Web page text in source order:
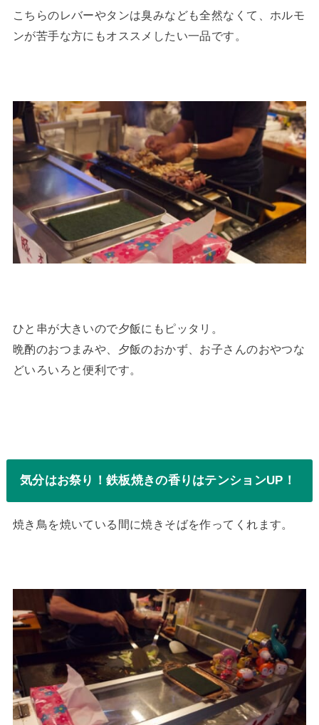
こちらのレバーやタンは臭みなども全然なくて、ホルモ
ンが苦手な方にもオススメしたい一品です。
ひと串が大きいので夕飯にもピッタリ。
晩酌のおつまみや、夕飯のおかず、お子さんのおやつな
どいろいろと便利です。
気分はお祭り！鉄板焼きの香りはテンションUP！
焼き鳥を焼いている間に焼きそばを作ってくれます。